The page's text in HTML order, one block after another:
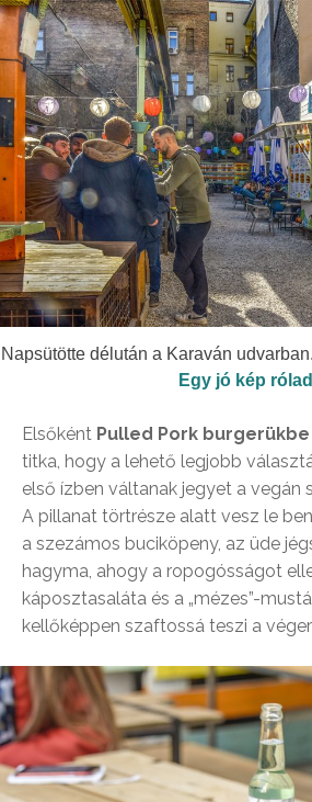
Napsütötte délután a Karaván
Egy jó kép rólad
Elsőként Pulled Pork
titka, hogy a lehető legjobb
első ízben váltanak jegyet a vegán
A pillanat törtrésze alatt vesz le
a szezámos buciköpeny, az üde
hagyma, ahogy a ropogósságot
káposztasaláta és a „mézes”-
kellőképpen szaftossá teszi a